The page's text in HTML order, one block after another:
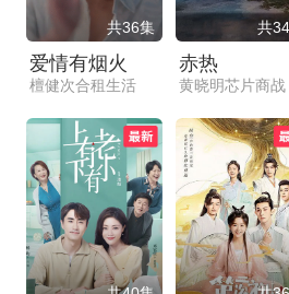
共36集
爱情有烟火
檀健次合租生活
共
赤热
黄晓明芯片商战